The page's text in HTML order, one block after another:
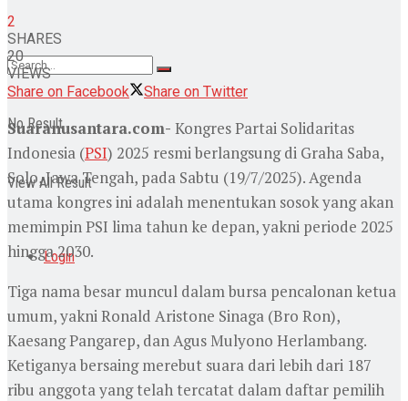
No Result
View All Result
Login
2
SHARES
20
VIEWS
Share on Facebook
Share on Twitter
Suaranusantara.com- Kongres Partai Solidaritas
Indonesia (PSI) 2025 resmi berlangsung di Graha Saba,
Solo, Jawa Tengah, pada Sabtu (19/7/2025). Agenda
utama kongres ini adalah menentukan sosok yang akan
memimpin PSI lima tahun ke depan, yakni periode 2025
hingga 2030.
Tiga nama besar muncul dalam bursa pencalonan ketua
umum, yakni Ronald Aristone Sinaga (Bro Ron),
Kaesang Pangarep, dan Agus Mulyono Herlambang.
Ketiganya bersaing merebut suara dari lebih dari 187
ribu anggota yang telah tercatat dalam daftar pemilih